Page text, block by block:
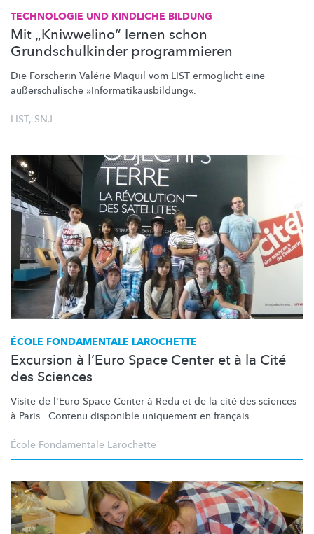
TECHNOLOGIE UND KINDLICHE BILDUNG
Mit „Kniwwelino“ lernen schon
Grundschulkinder programmieren
Die Forscherin Valérie Maquil vom LIST ermöglicht eine
außerschulische »Informatikausbildung«.
LIST, SNJ
ÉCOLE FONDAMENTALE LAROCHETTE
Excursion à l’Euro Space Center et à la Cité
des Sciences
Visite de l'Euro Space Center à Redu et de la cité des sciences
à Paris...Contenu disponible uniquement en français.
École Fondamentale Larochette